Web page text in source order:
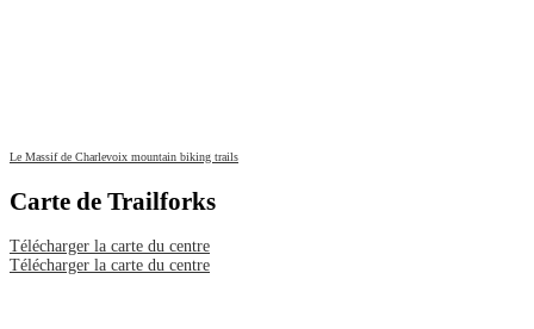
Le Massif de Charlevoix mountain biking trails
Carte de Trailforks
Télécharger la carte du centre
Télécharger la carte du centre